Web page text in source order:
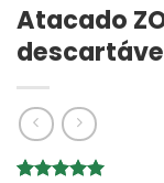
Atacado